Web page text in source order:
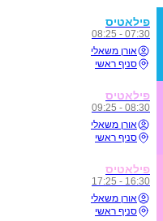
פילאטיס
07:30 - 08:25
אורן משאלי
סניף ראשי
פילאטיס
08:30 - 09:25
אורן משאלי
סניף ראשי
פילאטיס
16:30 - 17:25
אורן משאלי
סניף ראשי